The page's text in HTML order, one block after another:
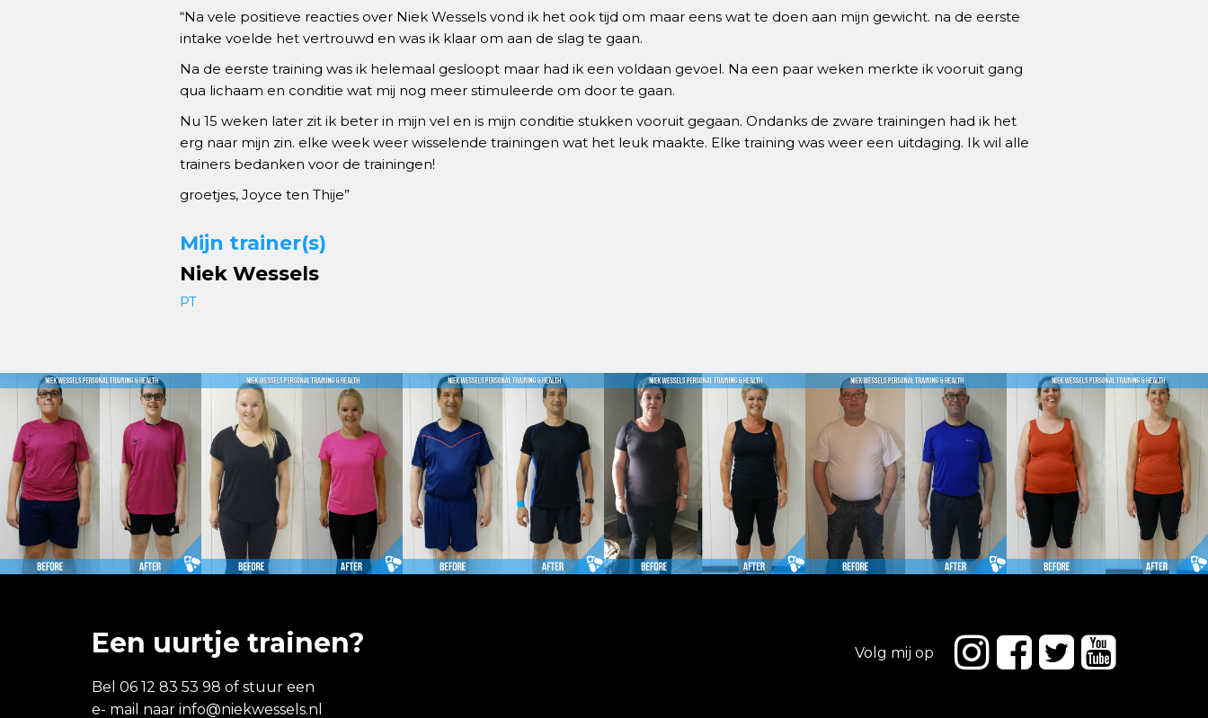
“Na vele positieve reacties over Niek Wessels vond ik het ook tijd om maar eens wat te doen aan mijn gewicht. na de eerste
intake voelde het vertrouwd en was ik klaar om aan de slag te gaan.
Na de eerste training was ik helemaal gesloopt maar had ik een voldaan gevoel. Na een paar weken merkte ik vooruit gang
qua lichaam en conditie wat mij nog meer stimuleerde om door te gaan.
Nu 15 weken later zit ik beter in mijn vel en is mijn conditie stukken vooruit gegaan. Ondanks de zware trainingen had ik het
erg naar mijn zin. elke week weer wisselende trainingen wat het leuk maakte. Elke training was weer een uitdaging. Ik wil alle
trainers bedanken voor de trainingen!
groetjes, Joyce ten Thije”
Mijn trainer(s)
Niek Wessels
PT
Een uurtje trainen?
Bel 06 12 83 53 98 of stuur een
e- mail naar info@niekwessels.nl
Volg mij op